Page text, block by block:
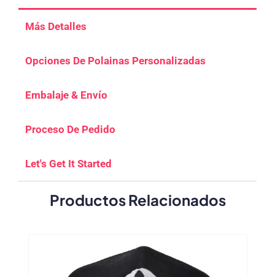
Más Detalles
Opciones De Polainas Personalizadas
Embalaje & Envío
Proceso De Pedido
Let's Get It Started
Productos Relacionados